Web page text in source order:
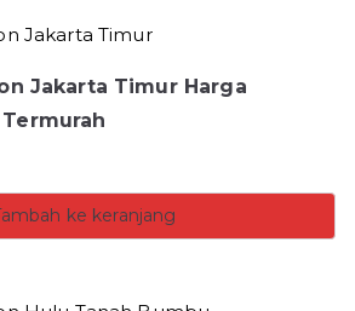
Jakarta Timur Harga
ke keranjang